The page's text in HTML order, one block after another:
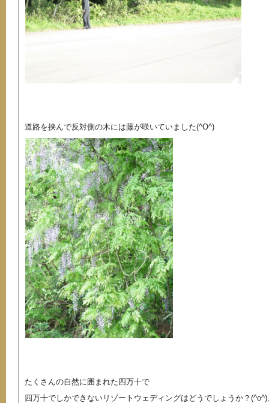
道路を挟んで反対側の木には藤が咲いていました(^O^)
たくさんの自然に囲まれた四万十で
四万十でしかできないリゾートウェディングはどうでしょうか？(^o^)